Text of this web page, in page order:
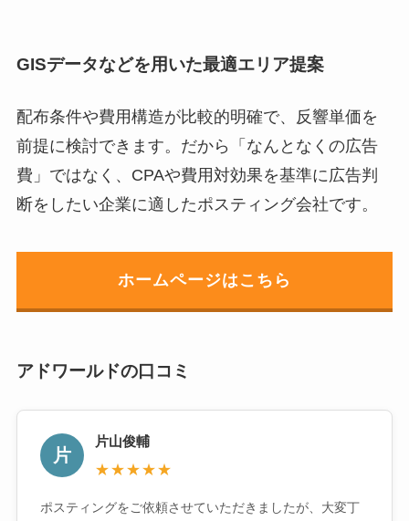
GISデータなどを用いた最適エリア提案
配布条件や費用構造が比較的明確で、反響単価を
前提に検討できます。だから「なんとなくの広告
費」ではなく、CPAや費用対効果を基準に広告判
断をしたい企業に適したポスティング会社です。
ホームページはこちら
アドワールドの口コミ
片
片山俊輔
★★★★★
ポスティングをご依頼させていただきましたが、大変丁